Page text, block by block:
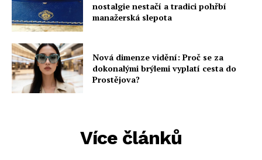
nostalgie nestačí a tradici pohřbí
manažerská slepota
Nová dimenze vidění: Proč se za
dokonalými brýlemi vyplatí cesta do
Prostějova?
Více článků